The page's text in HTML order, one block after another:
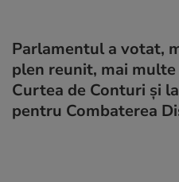
Parlamentul a votat,
plen reunit, mai
Curtea de Conturi şi
pentru Combaterea